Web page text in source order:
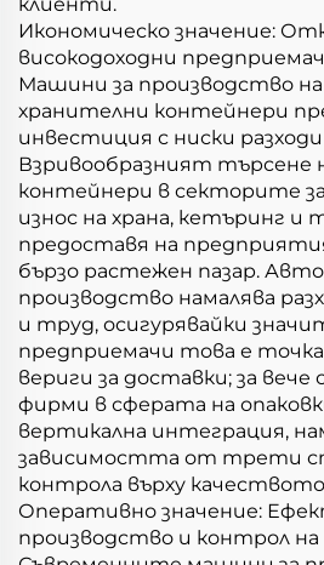
Икономическо значение:
високодоходни
Машини за производство
хранителни контейнери
инвестиция с ниски
Взривообразният търсене
контейнери в секторите за
износ на храна, кетъринг и
предоставя на
бързо растежен пазар.
производство намалява
и труд, осигурявайки
предприемачи това е точка
вериги за доставки; за
фирми в сферата на
вертикална интеграция,
зависимостта от трети
контрола върху
Оперативно значение:
производство и контрол